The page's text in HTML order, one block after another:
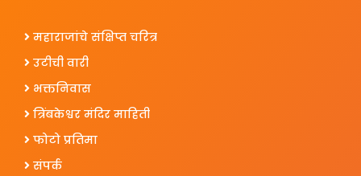
महाराजांचे संक्षिप्त चरित्र
उटीची वारी
भक्तनिवास
त्रिंबकेश्वर मंदिर माहिती
फोटो प्रतिमा
संपर्क